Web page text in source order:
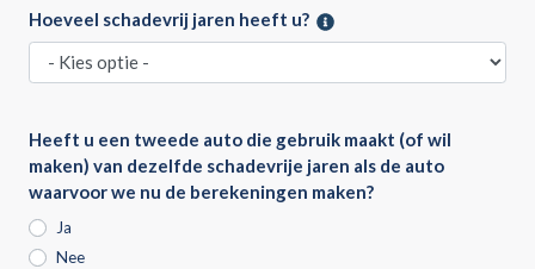
Hoeveel schadevrij jaren heeft u?
Heeft u een tweede auto die gebruik maakt (of wil
maken) van dezelfde schadevrije jaren als de auto
waarvoor we nu de berekeningen maken?
Ja
Nee